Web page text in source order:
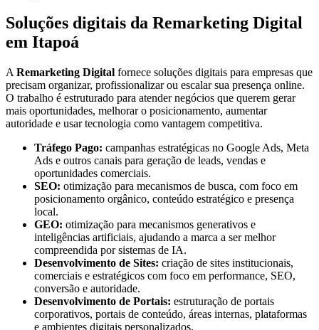
Soluções digitais da Remarketing Digital
em Itapoá
A Remarketing Digital fornece soluções digitais para empresas que
precisam organizar, profissionalizar ou escalar sua presença online.
O trabalho é estruturado para atender negócios que querem gerar
mais oportunidades, melhorar o posicionamento, aumentar
autoridade e usar tecnologia como vantagem competitiva.
Tráfego Pago: campanhas estratégicas no Google Ads, Meta
Ads e outros canais para geração de leads, vendas e
oportunidades comerciais.
SEO: otimização para mecanismos de busca, com foco em
posicionamento orgânico, conteúdo estratégico e presença
local.
GEO: otimização para mecanismos generativos e
inteligências artificiais, ajudando a marca a ser melhor
compreendida por sistemas de IA.
Desenvolvimento de Sites: criação de sites institucionais,
comerciais e estratégicos com foco em performance, SEO,
conversão e autoridade.
Desenvolvimento de Portais: estruturação de portais
corporativos, portais de conteúdo, áreas internas, plataformas
e ambientes digitais personalizados.